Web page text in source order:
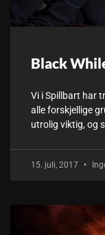
Black
Vi i Spillbart har
alle forskjellige
utrolig viktig, og
15. juli, 2017